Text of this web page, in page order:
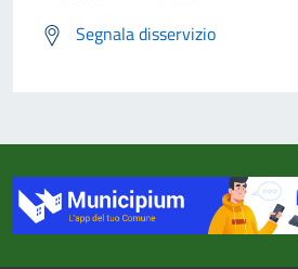
Segnala disservizio